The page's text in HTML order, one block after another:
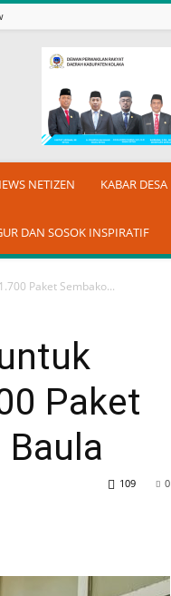
NETIZEN KABAR DESA
DAN SOSOK INSPIRATIF
Paket Sembako...
Paket
0
109